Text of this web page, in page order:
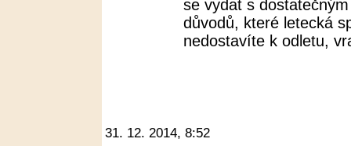
se vydat s
důvodů, které letecká
nedostavíte k odletu,
31. 12. 2014, 8:52